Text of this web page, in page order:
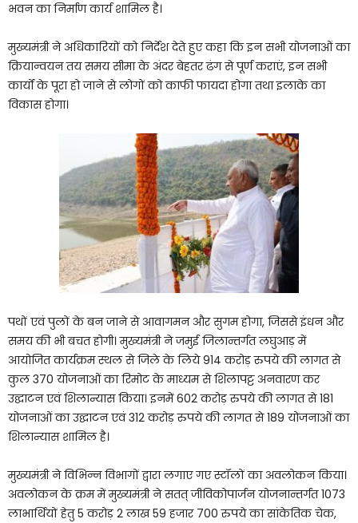
भवन का निर्माण कार्य शामिल है।
मुख्यमंत्री ने अधिकारियों को निर्देश देते हुए कहा कि इन सभी योजनाओं का
क्रियान्वयन तय समय सीमा के अंदर बेहतर ढंग से पूर्ण कराएं, इन सभी
कार्यों के पूरा हो जाने से लोगों को काफी फायदा होगा तथा इलाके का
विकास होगा।
पथों एवं पुलों के बन जाने से आवागमन और सुगम होगा, जिससे इंधन और
समय की भी बचत होगी। मुख्यमंत्री ने जमुई जिलान्तर्गत लघुआड़ में
आयोजित कार्यक्रम स्थल से जिले के लिये 914 करोड़ रुपये की लागत से
कुल 370 योजनाओं का रिमोट के माध्यम से शिलापट्ट अनवारण कर
उद्घाटन एवं शिलान्यास किया। इनमें 602 करोड़ रुपये की लागत से 181
योजनाओं का उद्घाटन एवं 312 करोड़ रुपये की लागत से 189 योजनाओं का
शिलान्यास शामिल है।
मुख्यमंत्री ने विभिन्न विभागों द्वारा लगाए गए स्टॉलों का अवलोकन किया।
अवलोकन के क्रम में मुख्यमंत्री ने सतत् जीविकोपार्जन योजनान्तर्गत 1073
लाभार्थियों हेतु 5 करोड़ 2 लाख 59 हजार 700 रुपये का सांकेतिक चेक,